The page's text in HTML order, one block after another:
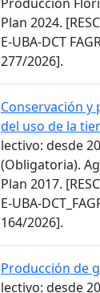
Plan 2024.
E-UBA-DCT
277/2026].
Conservación y
del uso de la
lectivo: desde
(Obligatoria).
Plan 2017.
E-UBA-
164/2026].
Producción de
lectivo: desde